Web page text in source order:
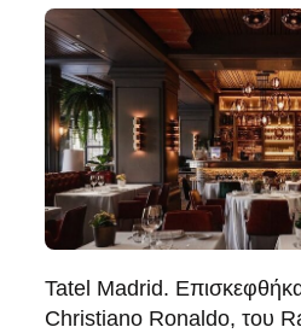
Tatel Madrid.
Christiano Ronaldo, του